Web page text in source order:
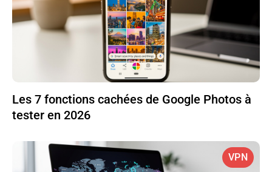
Les 7 fonctions cachées de Google Photos à
tester en 2026
VPN